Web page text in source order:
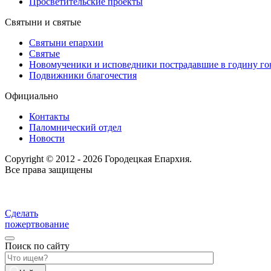
Святыни и святые
Святыни епархии
Святые
Новомученики и исповедники пострадавшие в годину
Подвижники благочестия
Официально
Контакты
Паломнический отдел
Новости
Copyright © 2012 - 2026 Городецкая Епархия.
Все права защищены
Сделать
пожертвование
Поиск по сайту